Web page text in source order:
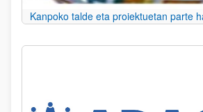
Kanpoko talde eta proiektuetan parte